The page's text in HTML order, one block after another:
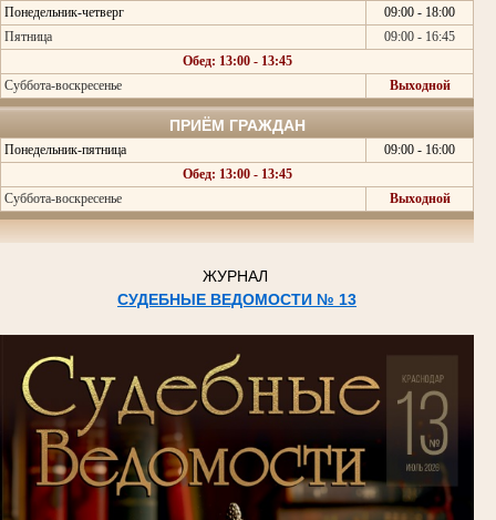
Понедельник-четверг
09:00 - 18:00
Пятница
09:00 - 16:45
Обед: 13:00 - 13:45
Суббота-воскресенье
Выходной
ПРИЁМ ГРАЖДАН
Понедельник-пятница
09:00 - 16:00
Обед: 13:00 - 13:45
Суббота-воскресенье
Выходной
ЖУРНАЛ
СУДЕБНЫЕ ВЕДОМОСТИ № 13